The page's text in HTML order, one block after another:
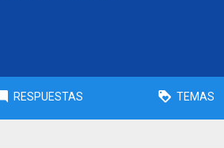
RESPUESTAS TEMAS